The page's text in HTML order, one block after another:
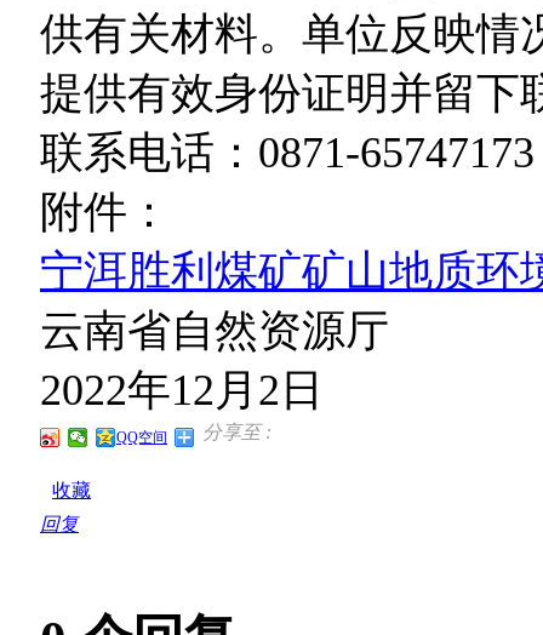
供有关材料。单位反映情
提供有效身份证明并留下
联系电话：0871-
附件：
宁洱胜利煤矿矿山地质环
云南省自然资源厅
2022年12月2日
分享至 :
QQ空间
收藏
回复